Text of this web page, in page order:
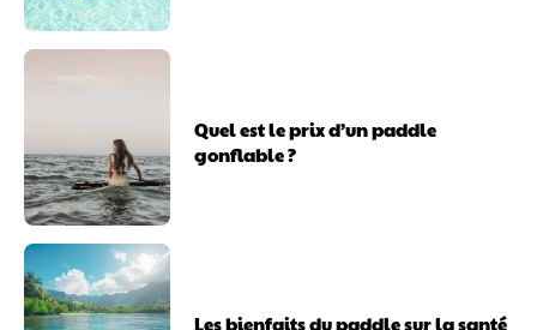
Quel est le prix d’un paddle
gonflable ?
Les bienfaits du paddle sur la santé